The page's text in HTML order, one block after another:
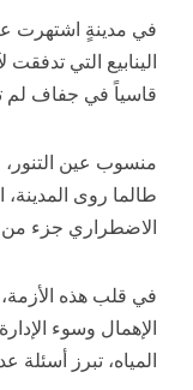
في مدينةٍ اشتهرت
الينابيع التي
قاسياً في جفاف لم
منسوب عين التنور،
طالما روى
الاضطراري جزء من
في قلب هذه الأزمة،
الإهمال وسوء
المياه، تبرز أسئلة